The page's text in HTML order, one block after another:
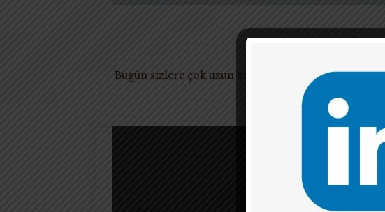
Bugün sizlere çok uzun bir öyküyü oldukça öz olarak